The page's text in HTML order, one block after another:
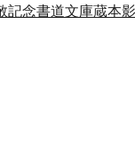
記念書道文庫蔵本